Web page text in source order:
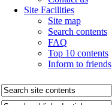
Site Facilities
Site map
Search contents
FAQ
Top 10 contents
Inform to friends